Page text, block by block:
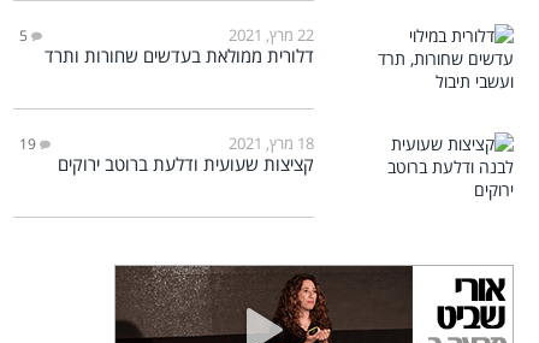
22 מרץ, 2021 5
דלורית ממולאת בעדשים שחורות ותרד
18 מרץ, 2021 19
קציצות שעועית ודלעת ברוטב ירוקים